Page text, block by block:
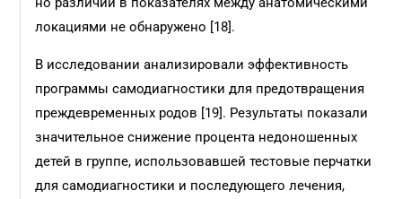
локациями не обнаружено [18].
В исследовании анализировали эффективность
программы самодиагностики для предотвращения
прежде­временных родов [19]. Результаты показали
значительное снижение процента недоношенных
детей в группе, использовавшей тестовые перчатки
для самодиагностики и последующего лечения,